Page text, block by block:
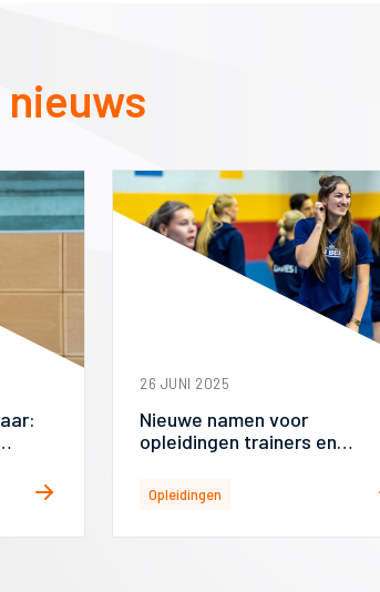
26 JUNI 2025
Nieuwe namen voor
opleidingen trainers en
Opleidingen